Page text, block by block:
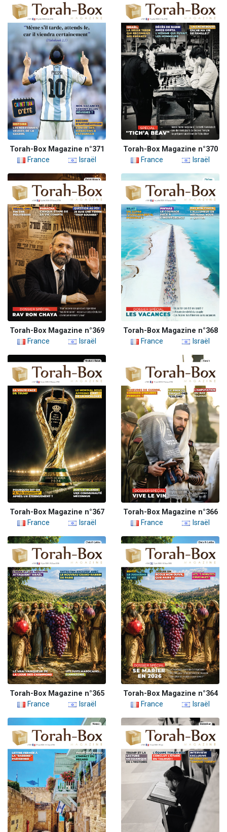
Torah-Box Magazine n°371
France
Israël
Torah-Box Magazine n°370
France
Israël
Torah-Box Magazine n°369
France
Israël
Torah-Box Magazine n°368
France
Israël
Torah-Box Magazine n°367
France
Israël
Torah-Box Magazine n°366
France
Israël
Torah-Box Magazine n°365
France
Israël
Torah-Box Magazine n°364
France
Israël